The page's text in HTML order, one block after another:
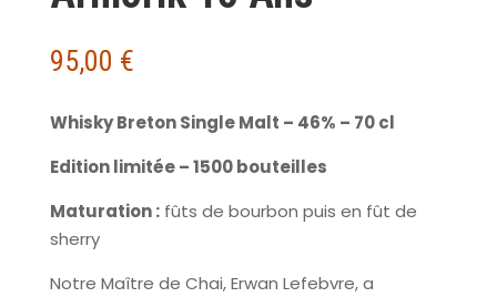
95,00 €
Whisky Breton Single Malt – 46% – 70 cl
Edition limitée – 1500 bouteilles
Maturation :fûts de bourbon puis en fût de
sherry
Notre Maître de Chai, Erwan Lefebvre, a